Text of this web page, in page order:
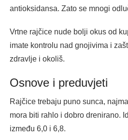
antioksidansa. Zato se mnogi
Vrtne rajčice nude bolji okus od
imate kontrolu nad gnojivima i
zdravlje i okoliš.
Osnove i preduvjeti
Rajčice trebaju puno sunca,
mora biti rahlo i dobro drenirano.
između 6,0 i 6,8.